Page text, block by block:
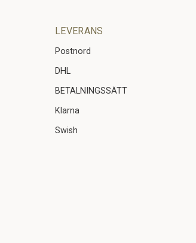
LEVERANS
Postnord
DHL
BETALNINGSSÄTT
Klarna
Swish